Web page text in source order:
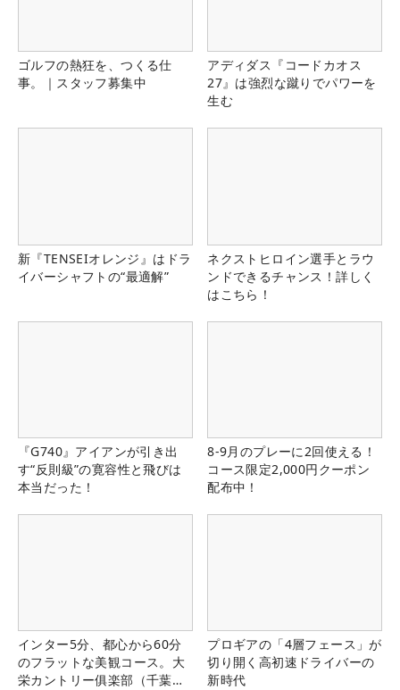
ゴルフの熱狂を、つくる仕
事。｜スタッフ募集中
アディダス『コードカオス
27』は強烈な蹴りでパワーを
生む
新『TENSEIオレンジ』はドラ
イバーシャフトの“最適解”
ネクストヒロイン選手とラウ
ンドできるチャンス！詳しく
はこちら！
『G740』アイアンが引き出
す“反則級”の寛容性と飛びは
本当だった！
8-9月のプレーに2回使える！
コース限定2,000円クーポン
配布中！
インター5分、都心から60分
のフラットな美観コース。大
栄カントリー俱楽部（千葉
プロギアの「4層フェース」が
切り開く高初速ドライバーの
新時代